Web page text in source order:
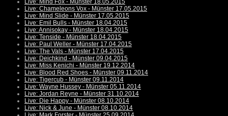
Live: Mind Fox - Münster 18.05.2015
Live: Chameleons Vox - Münster 17.05.2015
Live: Mind Slide - Münster 17.05.2015
Live: Emil Bulls - Münster 18.04.2015
Live: Annisokay - Münster 18.04.2015
Live: Tenside - Münster 18.04.2015
Live: Paul Weller - Münster 17.04.2015
Live: The Vals - Münster 17.04.2015
Live: Deichkind - Münster 09.04.2015
Live: Miss Kenichi - Münster 19.12.2014
Live: Blood Red Shoes - Münster 09.11.2014
Live: Tigercub - Münster 09.11.2014
Live: Wayne Hussey - Münster 05.11.2014
Live: Jordan Reyne - Münster 31.10.2014
Live: Die Happy - Münster 08.10.2014
Live: Nick & June - Münster 08.10.2014